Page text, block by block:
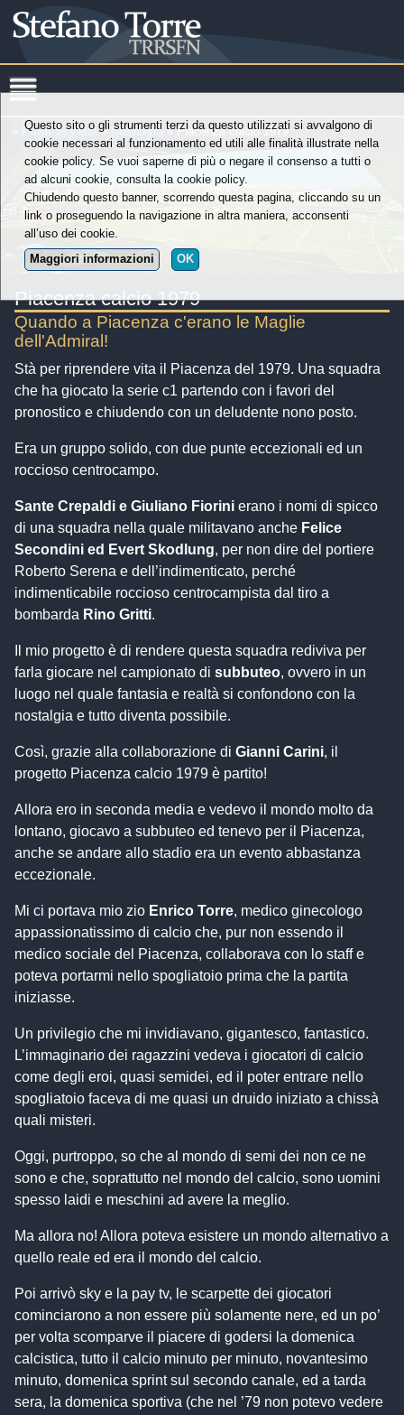
Punti di Vista » Nostalgia » Piacenza calcio 1979
Piacenza calcio 1979
Quando a Piacenza c'erano le Maglie
dell'Admiral!
Stà per riprendere vita il Piacenza del 1979. Una squadra
che ha giocato la serie c1 partendo con i favori del
pronostico e chiudendo con un deludente nono posto.
Era un gruppo solido, con due punte eccezionali ed un
roccioso centrocampo.
Sante Crepaldi e Giuliano Fiorini erano i nomi di spicco
di una squadra nella quale militavano anche Felice
Secondini ed Evert Skodlung, per non dire del portiere
Roberto Serena e dell’indimenticato, perché
indimenticabile roccioso centrocampista dal tiro a
bombarda Rino Gritti.
Il mio progetto è di rendere questa squadra rediviva per
farla giocare nel campionato di subbuteo, ovvero in un
luogo nel quale fantasia e realtà si confondono con la
nostalgia e tutto diventa possibile.
Così, grazie alla collaborazione di Gianni Carini, il
progetto Piacenza calcio 1979 è partito!
Allora ero in seconda media e vedevo il mondo molto da
lontano, giocavo a subbuteo ed tenevo per il Piacenza,
anche se andare allo stadio era un evento abbastanza
eccezionale.
Mi ci portava mio zio Enrico Torre, medico ginecologo
appassionatissimo di calcio che, pur non essendo il
medico sociale del Piacenza, collaborava con lo staff e
poteva portarmi nello spogliatoio prima che la partita
iniziasse.
Un privilegio che mi invidiavano, gigantesco, fantastico.
L’immaginario dei ragazzini vedeva i giocatori di calcio
come degli eroi, quasi semidei, ed il poter entrare nello
spogliatoio faceva di me quasi un druido iniziato a chissà
quali misteri.
Oggi, purtroppo, so che al mondo di semi dei non ce ne
sono e che, soprattutto nel mondo del calcio, sono uomini
spesso laidi e meschini ad avere la meglio.
Ma allora no! Allora poteva esistere un mondo alternativo a
quello reale ed era il mondo del calcio.
Poi arrivò sky e la pay tv, le scarpette dei giocatori
cominciarono a non essere più solamente nere, ed un po’
per volta scomparve il piacere di godersi la domenica
calcistica, tutto il calcio minuto per minuto, novantesimo
minuto, domenica sprint sul secondo canale, ed a tarda
sera, la domenica sportiva (che nel ’79 non potevo vedere
Questo sito o gli strumenti terzi da questo utilizzati si avvalgono di
cookie necessari al funzionamento ed utili alle finalità illustrate nella
cookie policy. Se vuoi saperne di più o negare il consenso a tutti o
ad alcuni cookie, consulta la cookie policy.
Chiudendo questo banner, scorrendo questa pagina, cliccando su un
link o proseguendo la navigazione in altra maniera, acconsenti
all’uso dei cookie.
Maggiori informazioni
OK